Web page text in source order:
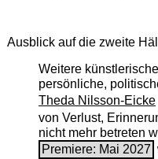
Ausblick auf die zweite
Weitere
persönliche,
Theda Nilsson-Eicke
von Verlust,
nicht mehr betreten
Premiere: Mai 2027